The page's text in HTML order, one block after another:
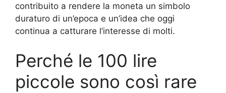
contribuito a rendere la moneta un simbolo
duraturo di un’epoca e un’idea che oggi
continua a catturare l’interesse di molti.
Perché le 100 lire
piccole sono così rare